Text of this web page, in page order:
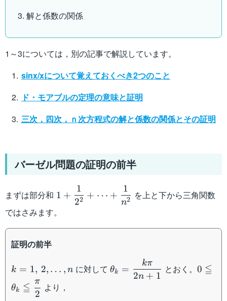
解と係数の関係
1～3については，別の記事で解説しています。
sinx/xについて覚えておくべき2つのこと
ド・モアブルの定理の意味と証明
三次，四次，ｎ次方程式の解と係数の関係とその証明
バーゼル問題の証明の前半
まずは部分和 1+\dfrac{1}
{2^2}+\dots+\dfrac{1}
{n^2}
1 +
22
1
+ ⋯ +
n2
1
を上と下から三角関数
ではさみます。
証明の前半
k=1,\:2,\dots,n
k = 1, 2, … , nに対して\theta_k=\dfrac{k\pi}
{2n+1}
θk =
2n + 1
kπ
とおく。0\leqq
0 ≦
θk ≦ 2
π
より，